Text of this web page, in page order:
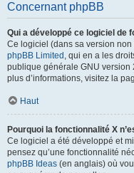
Concernant phpBB
Qui a développé ce logiciel de
Ce logiciel (dans sa version
phpBB Limited , qui en a les
publique générale GNU version
plus d’informations, visitez la
Haut
Pourquoi la fonctionnalité X
Ce logiciel a été développé et
pensez qu’une fonctionnalité
phpBB Ideas (en anglais) où